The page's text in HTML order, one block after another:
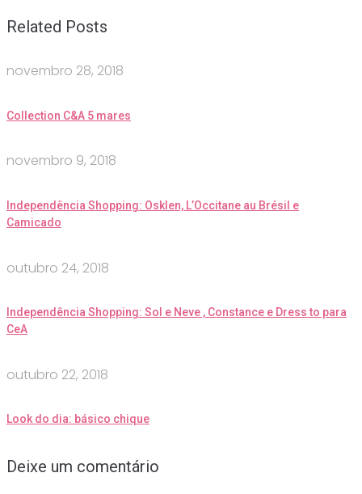
Related Posts
novembro 28, 2018
Collection C&A 5 mares
novembro 9, 2018
Independência Shopping: Osklen, L’Occitane au Brésil e
Camicado
outubro 24, 2018
Independência Shopping: Sol e Neve , Constance e Dress to para
CeA
outubro 22, 2018
Look do dia: básico chique
Deixe um comentário